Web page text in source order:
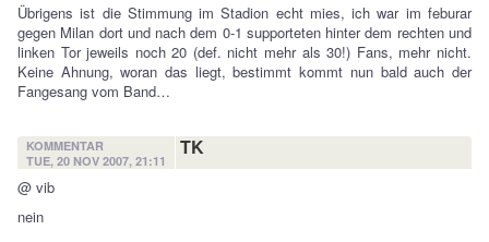
Übrigens ist die Stimmung im Stadion echt mies, ich war im feburar
gegen Milan dort und nach dem 0-1 supporteten hinter dem rechten und
linken Tor jeweils noch 20 (def. nicht mehr als 30!) Fans, mehr nicht.
Keine Ahnung, woran das liegt, bestimmt kommt nun bald auch der
Fangesang vom Band…
KOMMENTAR
TUE, 20 NOV 2007, 21:11
TK
@ vib
nein